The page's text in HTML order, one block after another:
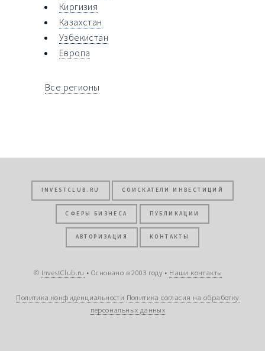
Киргизия
Казахстан
Узбекистан
Европа
Все регионы
INVESTCLUB.RU СОИСКАТЕЛИ ИНВЕСТИЦИЙ
СФЕРЫ БИЗНЕСА ПУБЛИКАЦИИ
АВТОРИЗАЦИЯ КОНТАКТЫ
© InvestClub.ru • Основано в 2003 году • Наши контакты
Политика конфиденциальности Политика согласия на обработку
персональных данных